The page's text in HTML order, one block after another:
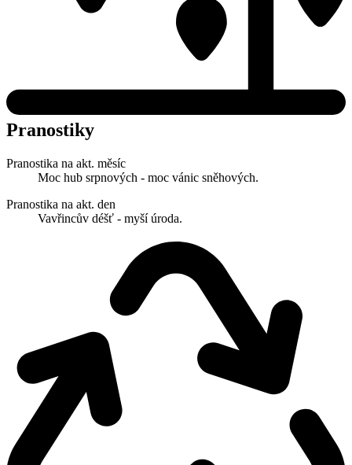
Pranostiky
Pranostika na akt. měsíc
Moc hub srpnových - moc vánic sněhových.
Pranostika na akt. den
Vavřincův déšť - myší úroda.